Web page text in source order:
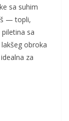
sa suhim
— topli,
sa
obroka
za